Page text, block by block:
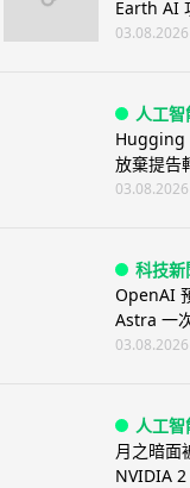
Earth AI
03.08.2026
人工智
Hugging
放棄提告
03.08.2026
科技新
OpenAI
Astra 一
03.08.2026
人工智
月之暗面
NVIDIA